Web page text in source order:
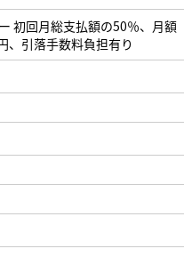
初回月総支払額の50％、月額
、引落手数料負担有り